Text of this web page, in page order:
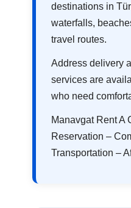
destinations in
waterfalls,
travel routes.
Address delivery
services are
who need
Manavgat Rent A
Reservation –
Transportation –